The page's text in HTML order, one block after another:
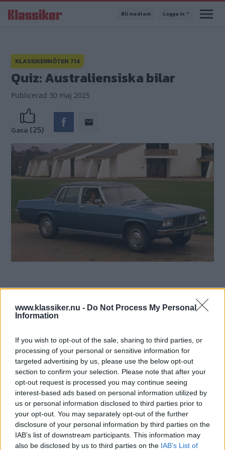
www.klassiker.nu - Do Not Process My Personal
Information
If you wish to opt-out of the sale, sharing to third parties, or
processing of your personal or sensitive information for
targeted advertising by us, please use the below opt-out
section to confirm your selection. Please note that after your
opt-out request is processed you may continue seeing
interest-based ads based on personal information utilized by
us or personal information disclosed to third parties prior to
your opt-out. You may separately opt-out of the further
disclosure of your personal information by third parties on the
IAB’s list of downstream participants. This information may
also be disclosed by us to third parties on the IAB’s List of
till
Bli medlem Logga in
KLASSIKERNÖTEN 714
Quiz: Australiensiska bilar
Publicerad 30 maj 2025
Gasa (25)
Australien - en hel kontinent med spännande bilar som
sällan syns utanför sitt naturliga habitat. Vad kan du
om bilarna från down under?
Mårten Carlsson
Det här är en låst artikel.Logga inför
att fortsätta läsa.
DIGITAL PRENUMERATION
Ta del av allt material – bli